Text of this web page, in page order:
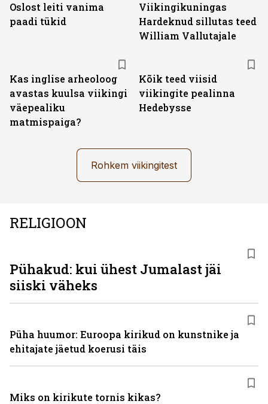
Oslost leiti vanima
paadi tükid
Viikingikuningas
Hardeknud sillutas teed
William Vallutajale
Kas inglise arheoloog
avastas kuulsa viikingi
väepealiku
matmispaiga?
Kõik teed viisid
viikingite pealinna
Hedebysse
Rohkem viikingitest
RELIGIOON
Pühakud: kui ühest Jumalast jäi
siiski väheks
Püha huumor: Euroopa kirikud on kunstnike ja
ehitajate jäetud koerusi täis
Miks on kirikute tornis kikas?